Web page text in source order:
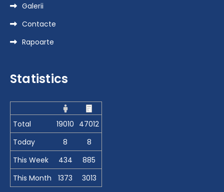
Galerii
Contacte
Rapoarte
Statistics
Total 19010 47012
Today
8
8
This Week
434
885
This Month
1373 3013